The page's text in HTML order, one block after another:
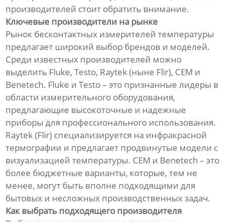
производителей стоит обратить внимание.
Ключевые производители на рынке
Рынок бесконтактных измерителей температуры
предлагает широкий выбор брендов и моделей.
Среди известных производителей можно
выделить Fluke, Testo, Raytek (ныне Flir), CEM и
Benetech. Fluke и Testo – это признанные лидеры в
области измерительного оборудования,
предлагающие высокоточные и надежные
приборы для профессионального использования.
Raytek (Flir) специализируется на инфракрасной
термографии и предлагает продвинутые модели с
визуализацией температуры. CEM и Benetech – это
более бюджетные варианты, которые, тем не
менее, могут быть вполне подходящими для
бытовых и несложных производственных задач.
Как выбрать подходящего производителя